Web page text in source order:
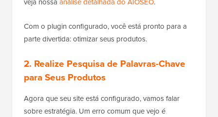
Com o plugin configurado, você está pronto para a
parte divertida: otimizar seus produtos.
2. Realize Pesquisa de Palavras-Chave
para Seus Produtos
Agora que seu site está configurado, vamos falar
sobre estratégia. Um erro comum que vejo é